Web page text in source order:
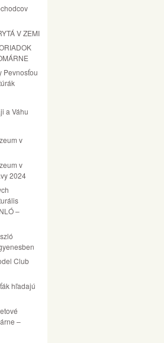
V ZEMI
Pevnosťou
a Váhu
v
v
2024
–
Club
hľadajú
–